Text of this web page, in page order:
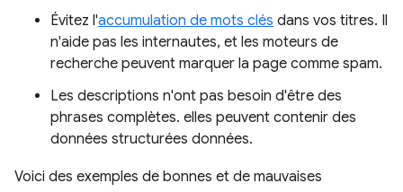
Évitez l'accumulation de mots clés dans vos titres. Il
n'aide pas les internautes, et les moteurs de
recherche peuvent marquer la page comme spam.
Les descriptions n'ont pas besoin d'être des
phrases complètes. elles peuvent contenir des
données structurées données.
Voici des exemples de bonnes et de mauvaises